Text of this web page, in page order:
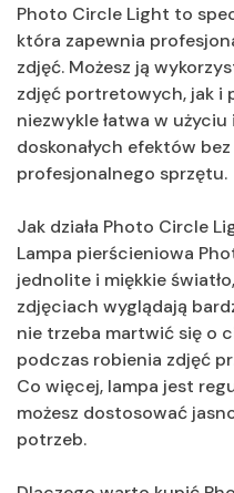
Photo Circle Light to
która zapewnia
zdjęć. Możesz ją
zdjęć portretowych, jak i
niezwykle łatwa w
doskonałych efektów
profesjonalnego sprzętu.
Jak działa Photo Circle
Lampa pierścieniowa
jednolite i miękkie
zdjęciach wyglądają
nie trzeba martwić się o
podczas robienia zdjęć
Co więcej, lampa jest
możesz dostosować
potrzeb.